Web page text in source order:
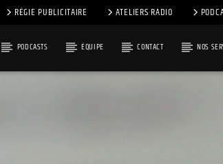
RÉGIE PUBLICITAIRE ATELIERS RADIO
PODCASTS ÉQUIPE CONTACT NOS